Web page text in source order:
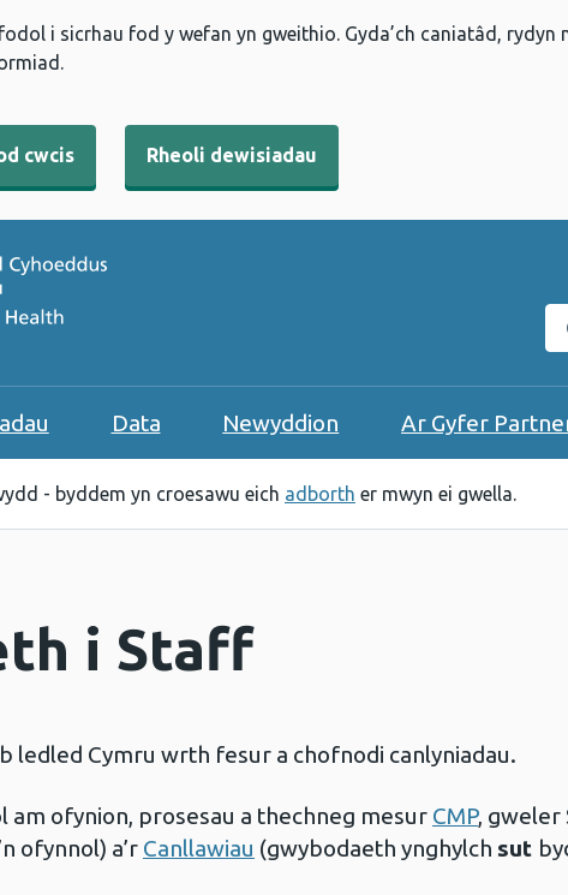
i sicrhau fod y wefan yn gweithio. Gyda’ch caniatâd,
cwcis Rheoli dewisiadau
Data Newyddion Ar Gyfer
- byddem yn croesawu eich adborth er mwyn ei gwella.
i Staff
ledled Cymru wrth fesur a chofnodi canlyniadau.
am ofynion, prosesau a thechneg mesur CMP, gweler
ofynnol) a’r Canllawiau (gwybodaeth ynghylch sut